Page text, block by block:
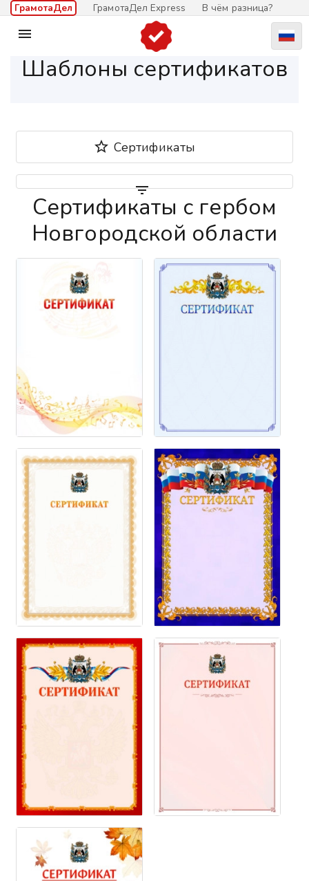
ГрамотаДел ГрамотаДел Express В чём разница?

Шаблоны сертификатов
 Сертификаты

Сертификаты с гербом
Новгородской области